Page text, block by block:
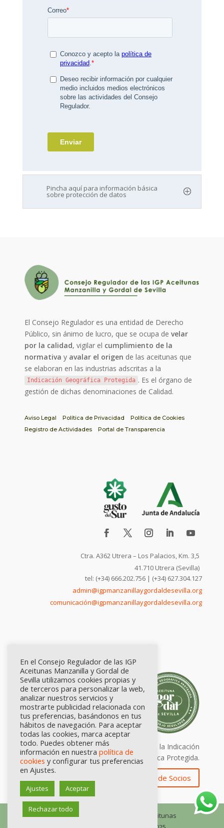
Pincha aquí para información básica
sobre protección de datos
El Consejo Regulador es una entidad de Derecho
Público, sin ánimo de lucro, que se ocupa develar
por la calidad, vigilar el cumplimiento de la
normativa y avalar el origen de las aceitunas que
se elaboran en las industrias adscritas a la
Indicación Geográfica Protegida . Es el órgano de
gestión de dichas denominaciones de Calidad.
Aviso Legal Política de Privacidad
Política de Cookies
Registro de Actividades
Portal de Transparencia
Ctra. A362 Utrera – Los Palacios, Km. 3,5
41.710 Utrera (Sevilla)
tel: (+34) 666.202.756 | (+34) 627.304.127
admin@igpmanzanillaygordaldesevilla.org
comunicación@igpmanzanillaygordaldesevilla.org
Calidad certificada por Origen. Sellos de la Indicación
Geográfica Protegida.
Zona de Socios
© Consejo Regulador de las IGP Aceitunas
En el Consejo Regulador de las IGP
Aceitunas Manzanilla y Gordal de
Sevilla utilizamos cookies propias y
de terceros para personalizar la web,
analizar nuestros servicios y
mostrarte publicidad relacionada con
tus preferencias, basándonos en tus
hábitos de navegación. Para aceptar
todas las cookies, marca aceptar
todo. Puedes obtener más
información en nuestra política de
cookies y configurar tus preferencias
en Ajustes.
Ajustes Aceptar
Rechazar todo